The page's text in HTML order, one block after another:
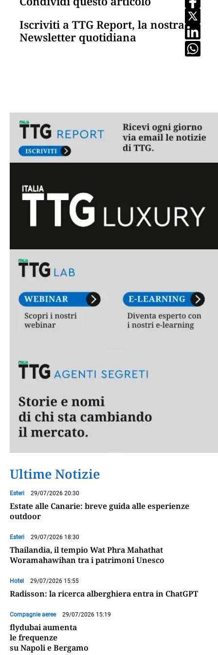
Iscriviti a TTG Report, la nostra
Newsletter quotidiana
Ultime Notizie
Esteri 29/07/2026 20:30
Estate alle Canarie: breve guida alle esperienze
outdoor
Esteri 29/07/2026 18:30
Thailandia, il tempio Wat Phra Mahathat
Woramahawihan tra i patrimoni Unesco
Hotel 29/07/2026 15:55
Radisson: la ricerca alberghiera entra in ChatGPT
Compagnie aeree 29/07/2026 15:19
flydubai aumenta
le frequenze
su Napoli e Bergamo